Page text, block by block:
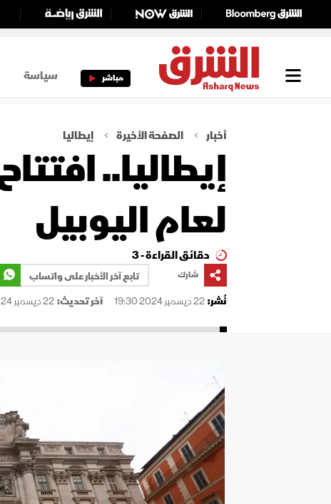
مباشر سياسة
أخبار الصفحة الأخيرة إيطاليا
إيطاليا..
لعام اليوبيل
دقائق القراءة - 3
شارك
تابع آخر الأخبار على واتساب
نُشر:22 ديسمبر 2024 19:30 آخر تحديث:22 ديسمبر 2024 19:30